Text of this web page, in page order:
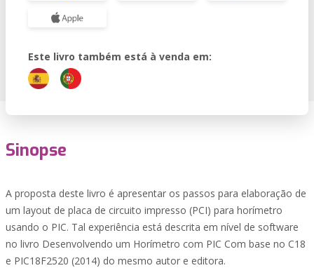
Este livro também está à venda em:
Sinopse
A proposta deste livro é apresentar os passos para elaboração de
um layout de placa de circuito impresso (PCI) para horímetro
usando o PIC. Tal experiência está descrita em nível de software
no livro Desenvolvendo um Horímetro com PIC Com base no C18
e PIC18F2520 (2014) do mesmo autor e editora.